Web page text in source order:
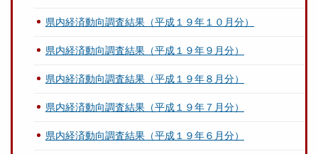
県内経済動向調査結果（平成１９年１０月分）
県内経済動向調査結果（平成１９年９月分）
県内経済動向調査結果（平成１９年８月分）
県内経済動向調査結果（平成１９年７月分）
県内経済動向調査結果（平成１９年６月分）